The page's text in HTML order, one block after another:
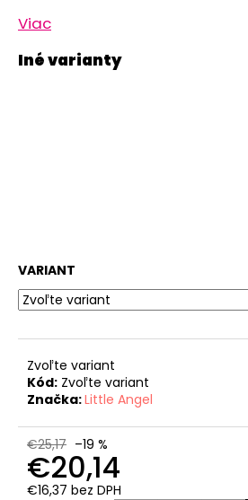
Viac
VARIANT
Zvoľte variant
Kód: Zvoľte variant
Značka:Little Angel
€25,17 –19 %
€20,14
€16,37 bez DPH